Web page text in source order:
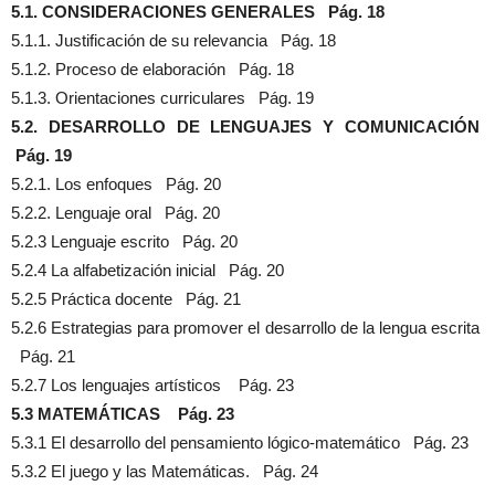
5.1. CONSIDERACIONES GENERALES Pág. 18
5.1.1. Justificación de su relevancia Pág. 18
5.1.2. Proceso de elaboración Pág. 18
5.1.3. Orientaciones curriculares Pág. 19
5.2. DESARROLLO DE LENGUAJES Y COMUNICACIÓN
Pág. 19
5.2.1. Los enfoques Pág. 20
5.2.2. Lenguaje oral Pág. 20
5.2.3 Lenguaje escrito Pág. 20
5.2.4 La alfabetización inicial Pág. 20
5.2.5 Práctica docente Pág. 21
5.2.6 Estrategias para promover el desarrollo de la lengua escrita
Pág. 21
5.2.7 Los lenguajes artísticos Pág. 23
5.3 MATEMÁTICAS Pág. 23
5.3.1 El desarrollo del pensamiento lógico-matemático Pág. 23
5.3.2 El juego y las Matemáticas. Pág. 24